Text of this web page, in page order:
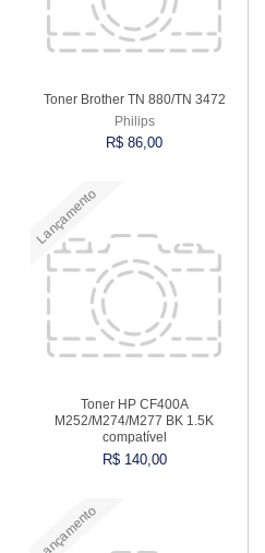
Toner Brother TN 880/TN 3472
Philips
R$ 86,00
Lançamento
Toner HP CF400A
M252/M274/M277 BK 1.5K
compatível
R$ 140,00
Lançamento